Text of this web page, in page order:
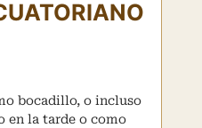
bocadillo, o incluso
en la tarde o como